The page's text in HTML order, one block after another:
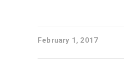
February 1, 2017